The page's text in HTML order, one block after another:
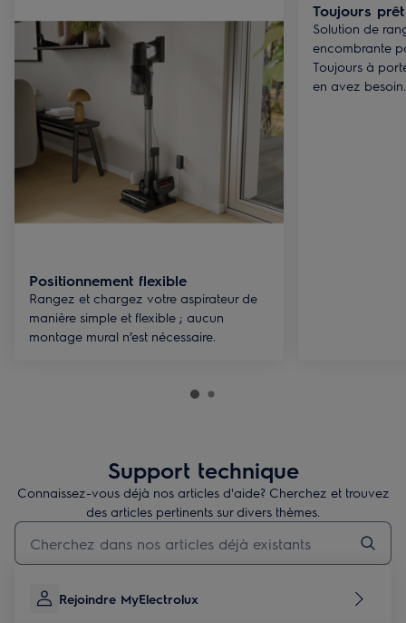
Positionnement flexible
Rangez et chargez votre aspirateur de
manière simple et flexible ; aucun
montage mural n’est nécessaire.
Toujours
Solution de
encombrante
Toujours à
en avez besoin.
Support technique
Connaissez-vous déjà nos articles d'aide? Cherchez et trouvez
des articles pertinents sur divers thèmes.
Taper pour rechercher des articles de conseils
Rejoindre MyElectrolux